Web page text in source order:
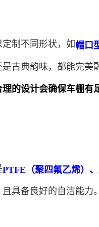
制不同形状，如帽口
古典韵味，都能完美
理的设计会确保车棚有
PTFE（聚四氟乙烯）
具备良好的自洁能力